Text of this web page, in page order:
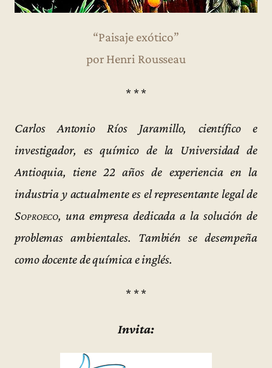
“Paisaje exótico”
por Henri Rousseau
* * *
Carlos Antonio Ríos Jaramillo, científico e
investigador, es químico de la Universidad de
Antioquia, tiene 22 años de experiencia en la
industria y actualmente es el representante legal de
Soproeco, una empresa dedicada a la solución de
problemas ambientales. También se desempeña
como docente de química e inglés.
* * *
Invita: